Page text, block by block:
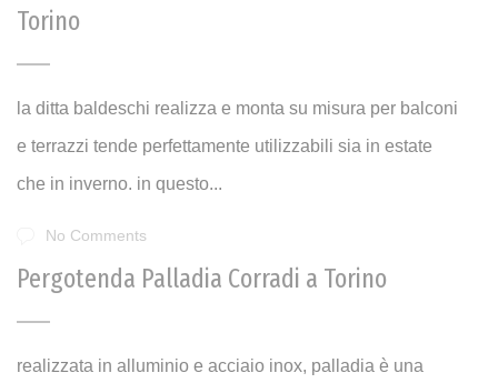
Torino
la ditta baldeschi realizza e monta su misura per balconi
e terrazzi tende perfettamente utilizzabili sia in estate
che in inverno. in questo...
No Comments
Pergotenda Palladia Corradi a Torino
realizzata in alluminio e acciaio inox, palladia è una